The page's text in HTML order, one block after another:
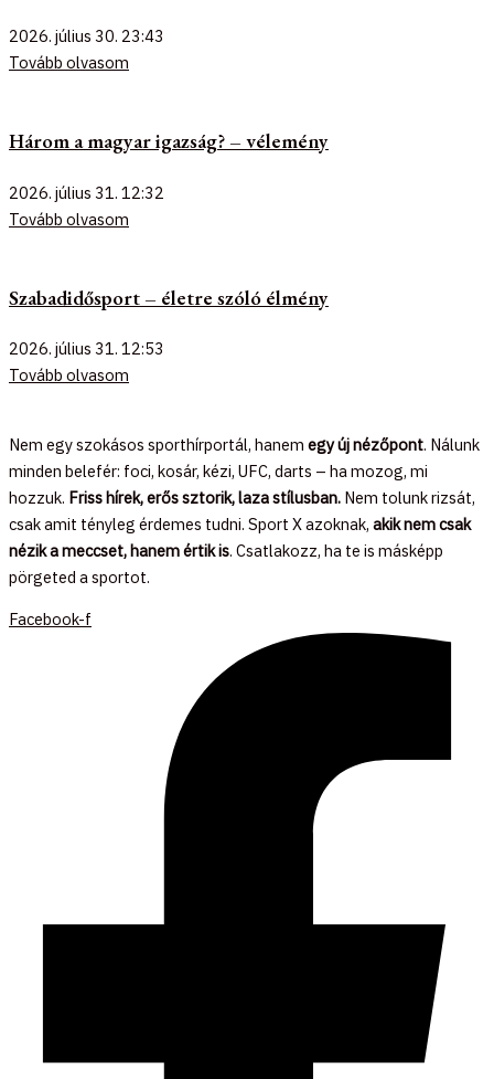
2026. július 30. 23:43
Tovább olvasom
Három a magyar igazság? – vélemény
2026. július 31. 12:32
Tovább olvasom
Szabadidősport – életre szóló élmény
2026. július 31. 12:53
Tovább olvasom
Nem egy szokásos sporthírportál, hanem egy új nézőpont. Nálunk
minden belefér: foci, kosár, kézi, UFC, darts – ha mozog, mi
hozzuk. Friss hírek, erős sztorik, laza stílusban. Nem tolunk rizsát,
csak amit tényleg érdemes tudni. Sport X azoknak, akik nem csak
nézik a meccset, hanem értik is. Csatlakozz, ha te is másképp
pörgeted a sportot.
Facebook-f